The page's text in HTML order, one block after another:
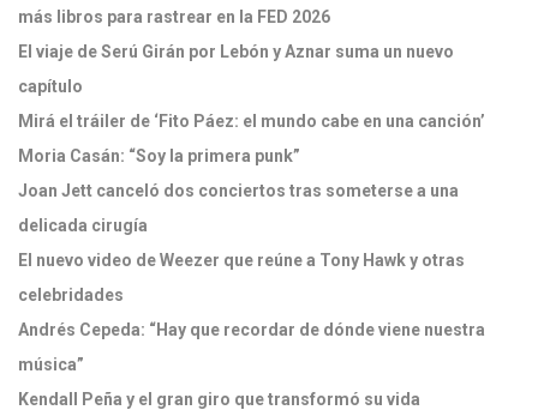
más libros para rastrear en la FED 2026
El viaje de Serú Girán por Lebón y Aznar suma un nuevo
capítulo
Mirá el tráiler de ‘Fito Páez: el mundo cabe en una canción’
Moria Casán: “Soy la primera punk”
Joan Jett canceló dos conciertos tras someterse a una
delicada cirugía
El nuevo video de Weezer que reúne a Tony Hawk y otras
celebridades
Andrés Cepeda: “Hay que recordar de dónde viene nuestra
música”
Kendall Peña y el gran giro que transformó su vida